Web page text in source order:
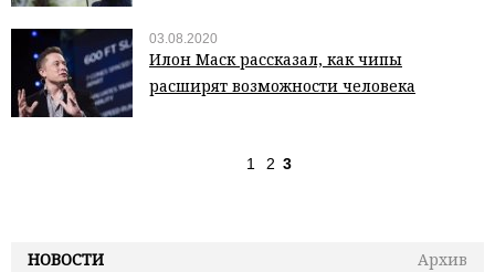
НОВОСТИ
Архив
03.08.2020
Илон Маск рассказал, как чипы
расширят возможности человека
1 2 3